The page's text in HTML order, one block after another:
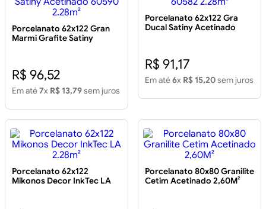
Porcelanato 62x122 Gran
Marmi Grafite Satiny
R$ 96,52
Em até7x R$ 13,79sem juros
Porcelanato 62x122 Gra
Ducal Satiny Acetinado
R$ 91,17
Em até6x R$ 15,20sem juros
Porcelanato 62x122
Mikonos Decor InkTec LA
Porcelanato 80x80 Granilite
Cetim Acetinado 2,60M²